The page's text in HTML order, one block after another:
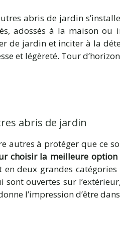
abris de jardin
adossés à la maison
de jardin et inciter à la
et légèreté. Tour
abris de jardin
autres à protéger que ce
choisir la meilleure option
en deux grandes
sont ouvertes sur
l’impression d’être